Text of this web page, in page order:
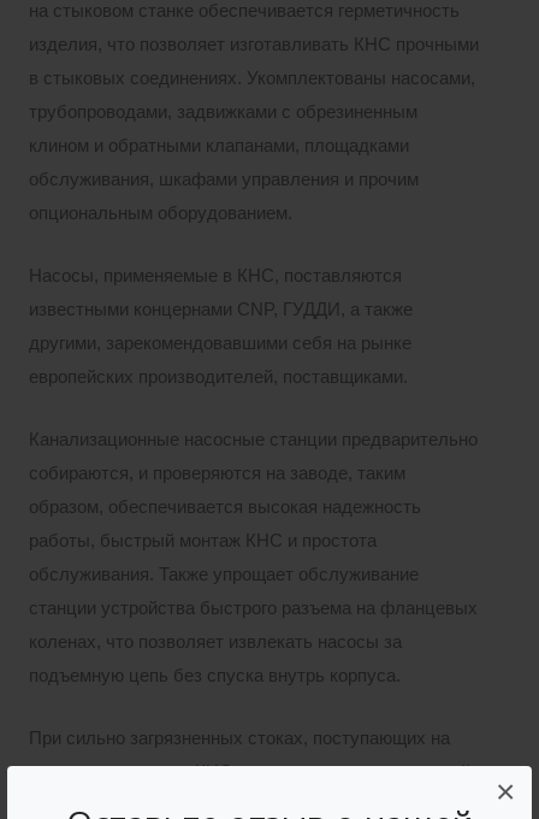
×
на стыковом станке обеспечивается герметичность
изделия, что позволяет изготавливать КНС прочными
в стыковых соединениях. Укомплектованы насосами,
трубопроводами, задвижками с обрезиненным
клином и обратными клапанами, площадками
обслуживания, шкафами управления и прочим
опциональным оборудованием.
Насосы, применяемые в КНС, поставляются
известными концернами CNP, ГУДДИ, а также
другими, зарекомендовавшими себя на рынке
европейских производителей, поставщиками.
Канализационные насосные станции предварительно
собираются, и проверяются на заводе, таким
образом, обеспечивается высокая надежность
работы, быстрый монтаж КНС и простота
обслуживания. Также упрощает обслуживание
станции устройства быстрого разъема на фланцевых
коленах, что позволяет извлекать насосы за
подъемную цепь без спуска внутрь корпуса.
При сильно загрязненных стоках, поступающих на
станцию, в корпусе КНС, вместо сороулавливающей